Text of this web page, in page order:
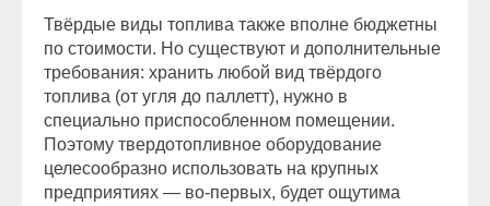
Твёрдые виды топлива также вполне бюджетны
по стоимости. Но существуют и дополнительные
требования: хранить любой вид твёрдого
топлива (от угля до паллетт), нужно в
специально приспособленном помещении.
Поэтому твердотопливное оборудование
целесообразно использовать на крупных
предприятиях — во-первых, будет ощутима